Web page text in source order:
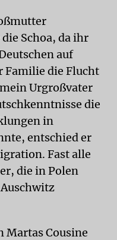
Schoa, da ihr
auf
Familie die Flucht
Urgroßvater
die
in
entschied er
Fast alle
die in Polen
Martas Cousine